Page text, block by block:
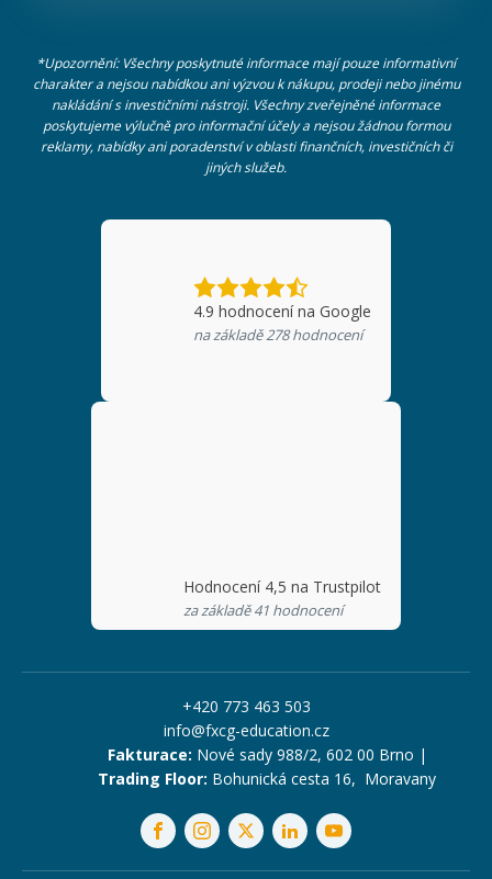
*Upozornění: Všechny poskytnuté informace mají pouze informativní
charakter a nejsou nabídkou ani výzvou k nákupu, prodeji nebo jinému
nakládání s investičními nástroji. Všechny zveřejněné informace
poskytujeme výlučně pro informační účely a nejsou žádnou formou
reklamy, nabídky ani poradenství v oblasti finančních, investičních či
jiných služeb.
4.9 hodnocení na Google
na základě278hodnocení
Hodnocení 4,5 na Trustpilot
za základě 41 hodnocení
+420 773 463 503
info@fxcg-education.cz
Fakturace: Nové sady 988/2, 602 00 Brno |
Trading Floor: Bohunická cesta 16, Moravany